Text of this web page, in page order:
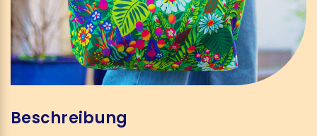
Beschreibung